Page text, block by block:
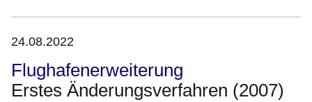
24.08.2022
Flughafenerweiterung
Erstes Änderungsverfahren (2007)